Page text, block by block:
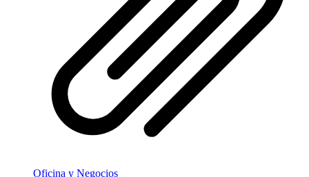
Oficina y Negocios